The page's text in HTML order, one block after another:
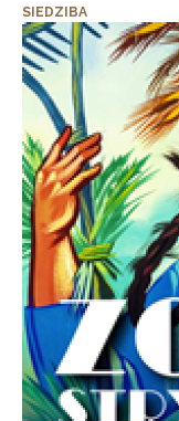
SIEDZIBA